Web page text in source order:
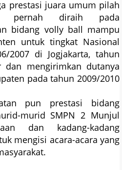
prestasi juara umum pilah
pernah diraih pada
bidang volly ball mampu
untuk tingkat Nasional
2007 di Jogjakarta, tahun
dan mengirimkan dutanya
pada tahun 2009/2010
pun prestasi bidang
murid SMPN 2 Munjul
dan kadang-kadang
mengisi acara-acara yang